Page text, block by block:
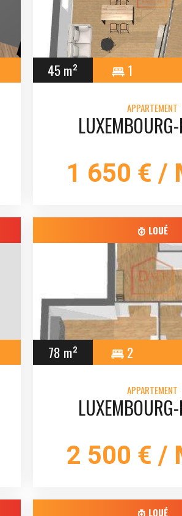
45 m² 1
APPARTEMENT
1 650 € /
LOUÉ
78 m² 2
APPARTEMENT
2 500 € /
LOUÉ